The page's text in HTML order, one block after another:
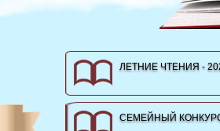
ЛЕТНИЕ ЧТЕНИЯ -
СЕМЕЙНЫЙ